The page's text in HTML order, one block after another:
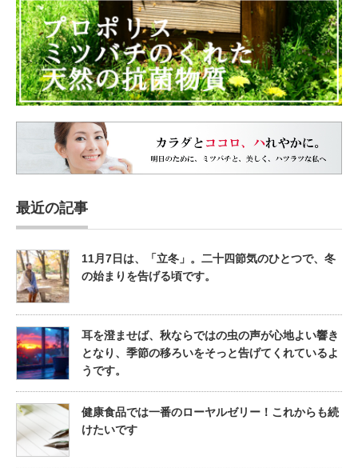
最近の記事
11月7日は、「立冬」。二十四節気のひとつで、冬
の始まりを告げる頃です。
耳を澄ませば、秋ならではの虫の声が心地よい響き
となり、季節の移ろいをそっと告げてくれているよ
うです。
健康食品では一番のローヤルゼリー！これからも続
けたいです